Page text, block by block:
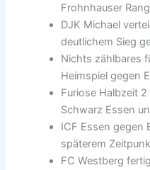
Frohnhauser
DJK Michael
deutlichem Sieg
Nichts zählbares
Heimspiel gegen
Furiose Halbzeit
Schwarz Essen
ICF Essen gegen
späterem
FC Westberg